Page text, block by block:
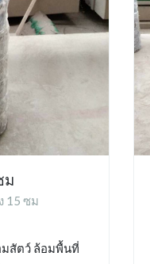
ม
15 ซม
มสัตว์ ล้อมพื้นที่